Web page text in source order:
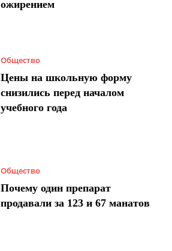
ожирением
Общество
Цены на школьную форму
снизились перед началом
учебного года
Общество
Почему один препарат
продавали за 123 и 67 манатов